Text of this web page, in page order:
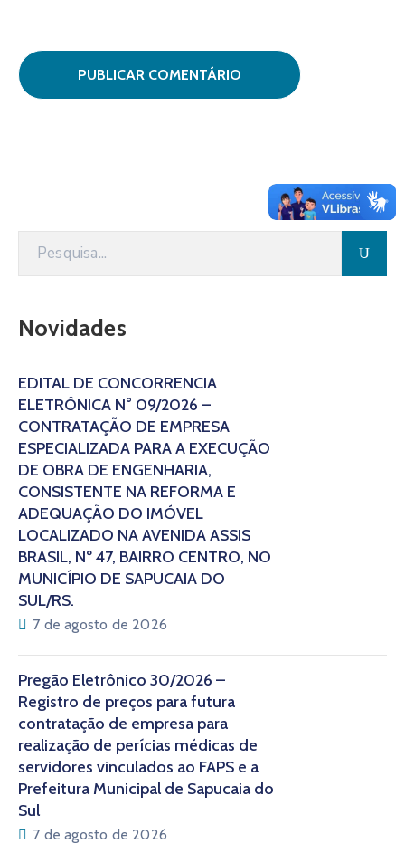
Novidades
EDITAL DE CONCORRÊNCIA
ELETRÔNICA N° 09/2026 –
CONTRATAÇÃO DE EMPRESA
ESPECIALIZADA PARA A EXECUÇÃO
DE OBRA DE ENGENHARIA,
CONSISTENTE NA REFORMA E
ADEQUAÇÃO DO IMÓVEL
LOCALIZADO NA AVENIDA ASSIS
BRASIL, Nº 47, BAIRRO CENTRO, NO
MUNICÍPIO DE SAPUCAIA DO
SUL/RS.
7 de agosto de 2026
Pregão Eletrônico 30/2026 –
Registro de preços para futura
contratação de empresa para
realização de perícias médicas de
servidores vinculados ao FAPS e a
Prefeitura Municipal de Sapucaia do
Sul
7 de agosto de 2026